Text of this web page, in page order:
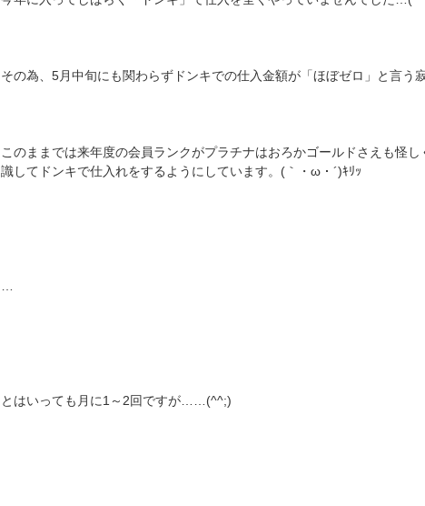
その為、5月中旬にも関わらずドンキでの仕入金額が「ほぼゼロ」と言う
このままでは来年度の会員ランクがプラチナはおろかゴールドさえも怪
識してドンキで仕入れをするようにしています。(｀・ω・´)ｷﾘｯ
とはいっても月に1～2回ですが……(^^;)